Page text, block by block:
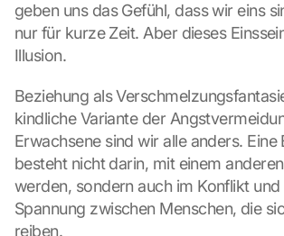
geben uns das Gefühl, dass wir eins
nur für kurze Zeit. Aber dieses
Illusion.
Beziehung als
kindliche Variante der
Erwachsene sind wir alle anders. Eine
besteht nicht darin, mit einem
werden, sondern auch im Konflikt und
Spannung zwischen Menschen, die
reiben.
r
t
e
n
u
n
C
o